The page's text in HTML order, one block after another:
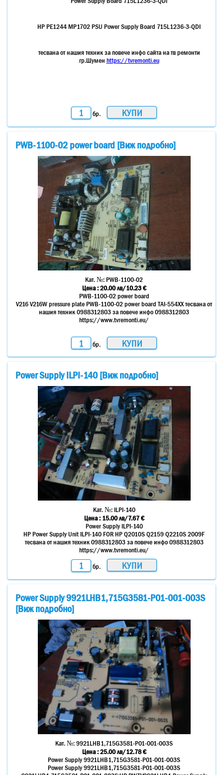
HP PE1244 MP1702 PSU Power Supply Board 715L1236-3-QDI
тесвана от нашия техник за повече инфо сайта на тв ремонти
гр.Шумен https://tvremonti.eu
бр.
PWB-1100-02 power board [Виж подробно]
Кат. №:PWB-1100-02
Цена :20.00 лв/10.23 €
PWB-1100-02 power board
V216 V216W pressure plate PWB-1100-02 power board TAI-554XX тесвана от
нашия техник 0988312803 за повече инфо 0988312803
https://www.tvremonti.eu/
бр.
Power Supply ILPI-140 [Виж подробно]
Кат. №:ILPI-140
Цена : 15.00лв/7.67 €
Power Supply ILPI-140
HP Power Supply Unit ILPI-140 FOR HP Q2010S Q2159 Q2210S 2009F
тесвана от нашия техник 0988312803 за повече инфо 0988312803
https://www.tvremonti.eu/
бр.
Power Supply 9921LHB1,715G3581-P01-001-003S
[Виж подробно]
Кат. №:9921LHB1,715G3581-P01-001-003S
Цена :25.00 лв/12.78 €
Power Supply 9921LHB1,715G3581-P01-001-003S
Power Supply 9921LHB1,715G3581-P01-001-003S